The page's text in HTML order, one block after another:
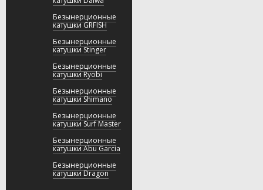
Безынерционные
катушки GRFISH
Безынерционные
катушки Stinger
Безынерционные
катушки Ryobi
Безынерционные
катушки Shimano
Безынерционные
катушки Surf Master
Безынерционные
катушки Abu Garcia
Безынерционные
катушки Dragon